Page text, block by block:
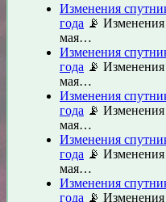
Изменения
года 📡
мая…
Изменения
года 📡
мая…
Изменения
года 📡
мая…
Изменения
года 📡
мая…
Изменения
года 📡